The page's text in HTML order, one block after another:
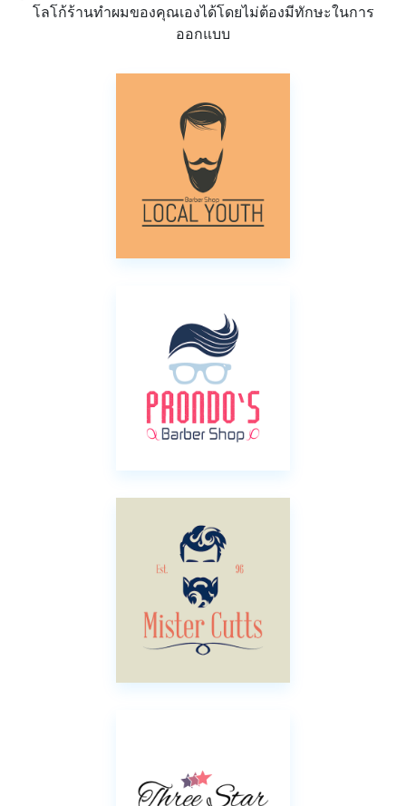
โลโก้ร้านทำผมของคุณเองได้โดยไม่ต้องมีทักษะในการ
ออกแบบ